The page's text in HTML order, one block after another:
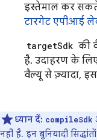
इस्तेमाल कर सकते
टारगेट एपीआई
targetSdk की
है. उदाहरण के
वैल्यू से ज़्यादा,
ध्यान दें: compileSdk
नहीं है. इन बुनियादी